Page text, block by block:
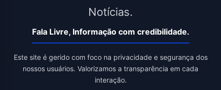
Notícias.
Fala Livre, Informação com credibilidade.
Este site é gerido com foco na privacidade e segurança dos
nossos usuários. Valorizamos a transparência em cada
interação.